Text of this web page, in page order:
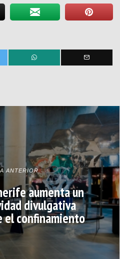
ANTERIOR
aumenta un
divulgativa
confinamiento